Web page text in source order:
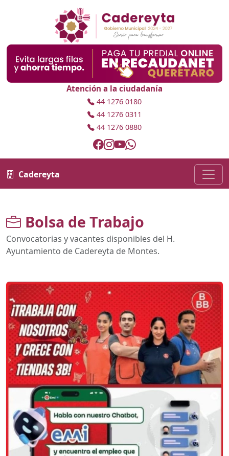
Atención a la ciudadanía
44 1276 0180
44 1276 0311
44 1276 0880
Cadereyta
Bolsa de Trabajo
Convocatorias y vacantes disponibles del H.
Ayuntamiento de Cadereyta de Montes.